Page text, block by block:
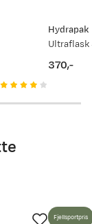
249,-
149,-
249,-
Hydrapak
370,-
Fjellsportpris